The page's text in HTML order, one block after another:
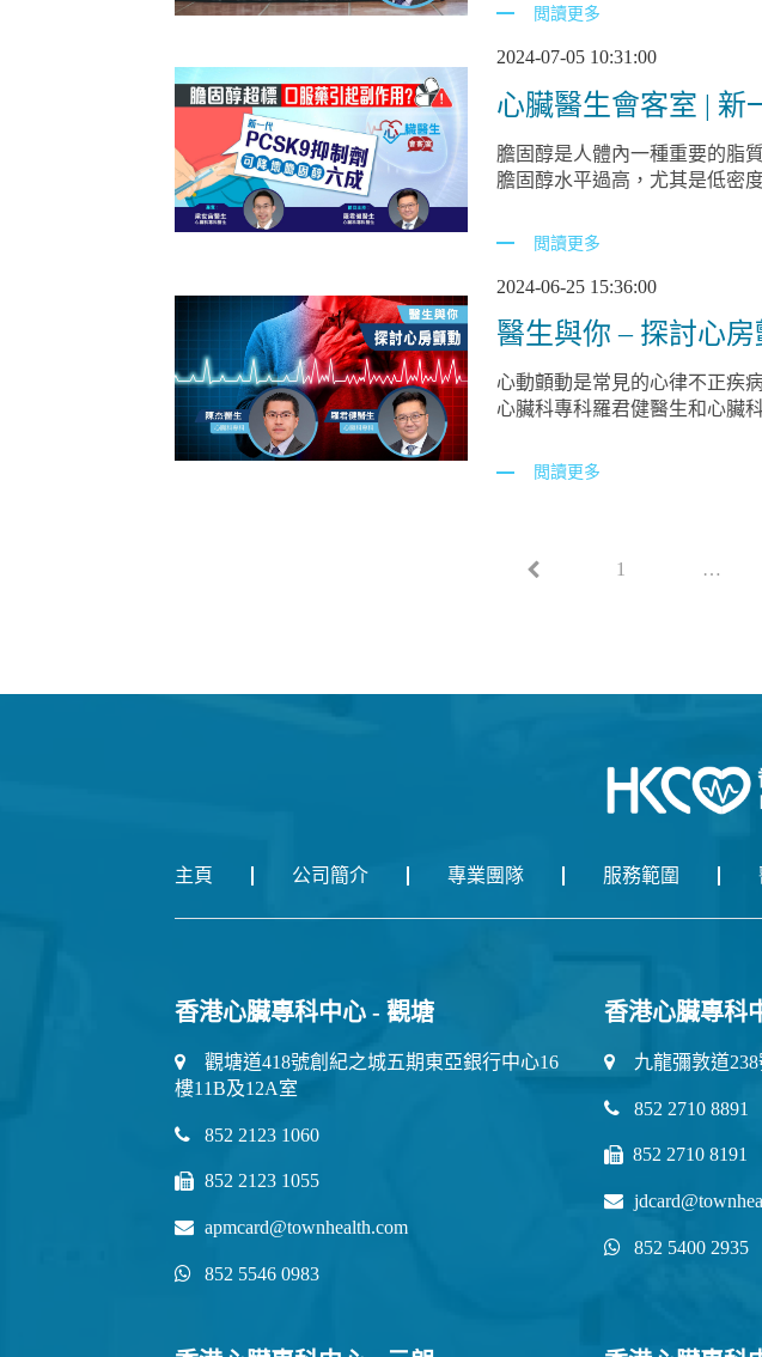
閲讀更多
2024-07-05 10:31:00
心臟醫生會客室 | 新
膽固醇是人體內一種重要的脂
膽固醇水平過高，尤其是低密
閲讀更多
2024-06-25 15:36:00
醫生與你 – 探討心房
心動顫動是常見的心律不正疾
心臟科專科羅君健醫生和心臟
閲讀更多
1 …
主頁 公司簡介 專業團隊 服務範圍
香港心臟專科中心 - 觀塘
觀塘道418號創紀之城五期東亞銀行中心16
樓11B及12A室
852 2123 1060
852 2123 1055
apmcard@townhealth.com
852 5546 0983
香港心臟專科
九龍彌敦道
852 2710 8891
852 2710 8191
852 5400 2935